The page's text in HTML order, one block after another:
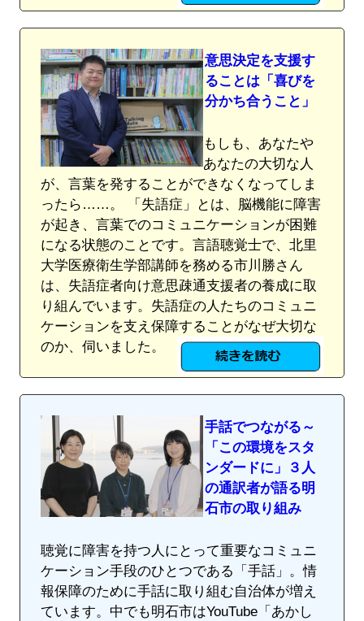
意思決定を支援す
ることは「喜びを
分かち合うこと」
もしも、あなたや
あなたの大切な人
が、言葉を発することができなくなってしま
ったら……。 「失語症」とは、脳機能に障害
が起き、言葉でのコミュニケーションが困難
になる状態のことです。言語聴覚士で、北里
大学医療衛生学部講師を務める市川勝さん
は、失語症者向け意思疎通支援者の養成に取
り組んでいます。失語症の人たちのコミュニ
ケーションを支え保障することがなぜ大切な
のか、伺いました。
手話でつながる～
「この環境をスタ
ンダードに」３人
の通訳者が語る明
石市の取り組み
聴覚に障害を持つ人にとって重要なコミュニ
ケーション手段のひとつである「手話」。情
報保障のために手話に取り組む自治体が増え
ています。中でも明石市はYouTube「あかし